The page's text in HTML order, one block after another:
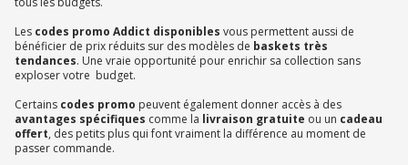
Les codes promo Addict disponibles vous permettent aussi de
bénéficier de prix réduits sur des modèles de baskets très
tendances. Une vraie opportunité pour enrichir sa collection sans
exploser votre budget.
Certains codes promo peuvent également donner accès à des
avantages spécifiques comme la livraison gratuite ou un cadeau
offert, des petits plus qui font vraiment la différence au moment de
passer commande.